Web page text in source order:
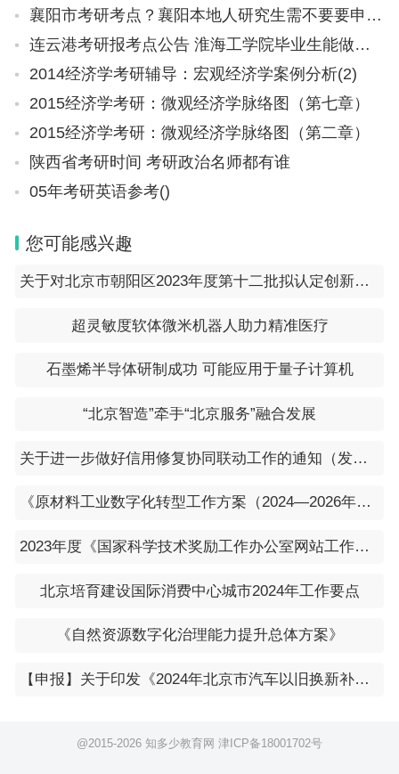
襄阳市考研考点？襄阳本地人研究生需不要要申请人才公寓
连云港考研报考点公告 淮海工学院毕业生能做老师的吗我不打算考研
2014经济学考研辅导：宏观经济学案例分析(2)
2015经济学考研：微观经济学脉络图（第七章）
2015经济学考研：微观经济学脉络图（第二章）
陕西省考研时间 考研政治名师都有谁
05年考研英语参考()
您可能感兴趣
关于对北京市朝阳区2023年度第十二批拟认定创新型中小企业名单进行公示的通知
超灵敏度软体微米机器人助力精准医疗
石墨烯半导体研制成功 可能应用于量子计算机
“北京智造”牵手“北京服务”融合发展
关于进一步做好信用修复协同联动工作的通知（发改办财金〔2024〕33号）
《原材料工业数字化转型工作方案（2024—2026年）》
2023年度《国家科学技术奖励工作办公室网站工作年度报表》
北京培育建设国际消费中心城市2024年工作要点
《自然资源数字化治理能力提升总体方案》
【申报】关于印发《2024年北京市汽车以旧换新补贴实施细则》的通知
@2015-2026 知多少教育网 津ICP备18001702号